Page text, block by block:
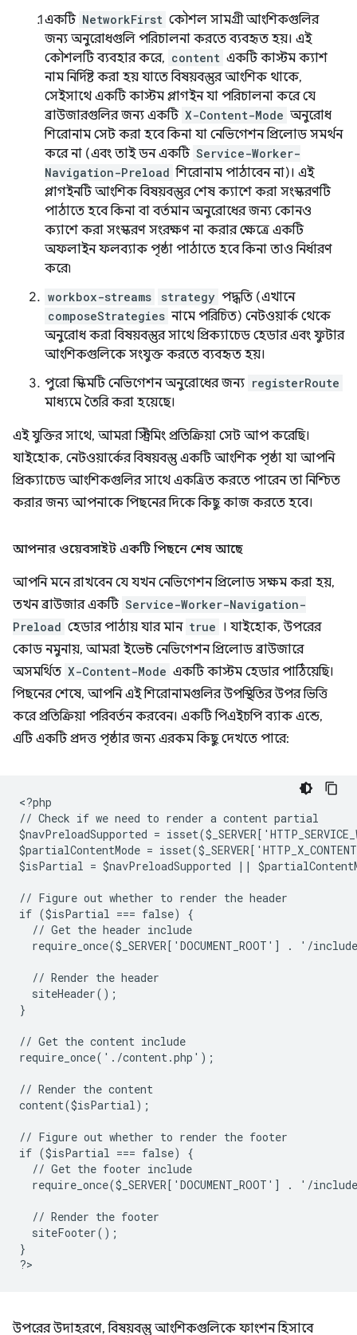
একটি NetworkFirst কৌশল সামগ্রী আংশিকগুলির
জন্য অনুরোধগুলি পরিচালনা করতে ব্যবহৃত হয়। এই
কৌশলটি ব্যবহার করে, content একটি কাস্টম ক্যাশ
নাম নির্দিষ্ট করা হয় যাতে বিষয়বস্তুর আংশিক থাকে,
সেইসাথে একটি কাস্টম প্লাগইন যা পরিচালনা করে যে
ব্রাউজারগুলির জন্য একটি X-Content-Mode অনুরোধ
শিরোনাম সেট করা হবে কিনা যা নেভিগেশন প্রিলোড সমর্থন
করে না (এবং তাই ডন একটি Service-Worker-
Navigation-Preload শিরোনাম পাঠাবেন না)। এই
প্লাগইনটি আংশিক বিষয়বস্তুর শেষ ক্যাশে করা সংস্করণটি
পাঠাতে হবে কিনা বা বর্তমান অনুরোধের জন্য কোনও
ক্যাশে করা সংস্করণ সংরক্ষণ না করার ক্ষেত্রে একটি
অফলাইন ফলব্যাক পৃষ্ঠা পাঠাতে হবে কিনা তাও নির্ধারণ
করে৷
workbox-streams strategy পদ্ধতি (এখানে
composeStrategies নামে পরিচিত) নেটওয়ার্ক থেকে
অনুরোধ করা বিষয়বস্তুর সাথে প্রিক্যাচেড হেডার এবং ফুটার
আংশিকগুলিকে সংযুক্ত করতে ব্যবহৃত হয়।
পুরো স্কিমটি নেভিগেশন অনুরোধের জন্য registerRoute
মাধ্যমে তৈরি করা হয়েছে।
এই যুক্তির সাথে, আমরা স্ট্রিমিং প্রতিক্রিয়া সেট আপ করেছি।
যাইহোক, নেটওয়ার্কের বিষয়বস্তু একটি আংশিক পৃষ্ঠা যা আপনি
প্রিক্যাচেড আংশিকগুলির সাথে একত্রিত করতে পারেন তা নিশ্চিত
করার জন্য আপনাকে পিছনের দিকে কিছু কাজ করতে হবে।
আপনার ওয়েবসাইট একটি পিছনে শেষ আছে
আপনি মনে রাখবেন যে যখন নেভিগেশন প্রিলোড সক্ষম করা হয়,
তখন ব্রাউজার একটি Service-Worker-Navigation-
Preload হেডার পাঠায় যার মান true । যাইহোক, উপরের
কোড নমুনায়, আমরা ইভেন্ট নেভিগেশন প্রিলোড ব্রাউজারে
অসমর্থিত X-Content-Mode একটি কাস্টম হেডার পাঠিয়েছি।
পিছনের শেষে, আপনি এই শিরোনামগুলির উপস্থিতির উপর ভিত্তি
করে প্রতিক্রিয়া পরিবর্তন করবেন। একটি পিএইচপি ব্যাক এন্ডে,
এটি একটি প্রদত্ত পৃষ্ঠার জন্য এরকম কিছু দেখতে পারে:
<?php
// Check if we need to render a content partial
$navPreloadSupported =
$partialContentMode =
$isPartial = $navPreloadSupported ||
// Figure out whether to render the header
if ($isPartial === false) {
  // Get the header include
require_once($_SERVER['DOCUMENT_ROOT'] . '/
  // Render the header
  siteHeader();
}
// Get the content include
require_once('./content.php');
// Render the content
content($isPartial);
// Figure out whether to render the footer
if ($isPartial === false) {
  // Get the footer include
require_once($_SERVER['DOCUMENT_ROOT'] . '/
  // Render the footer
  siteFooter();
}
?
উপরের উদাহরণে, বিষয়বস্তু আংশিকগুলিকে ফাংশন হিসাবে